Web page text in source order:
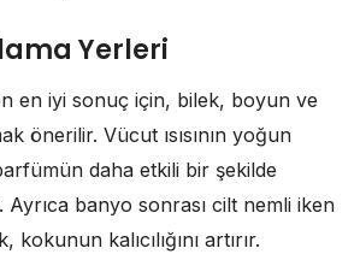
Yerleri
en iyi sonuç için, bilek, boyun ve
önerilir. Vücut ısısının yoğun
daha etkili bir şekilde
Ayrıca banyo sonrası cilt nemli iken
kalıcılığını artırır.